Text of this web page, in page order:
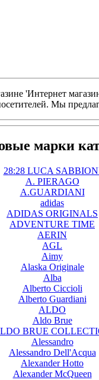
'Интернет
Мы
марки
28:28 LUCA
A. PIERAGO
A.GUARDIANI
adidas
ADIDAS ORIGINALS
ADVENTURE TIME
AERIN
AGL
Aimy
Alaska Originale
Alba
Alberto Ciccioli
Alberto Guardiani
ALDO
Aldo Brue
BRUE
Alessandro
Alessandro Dell'Acqua
Alexander Hotto
Alexander McQueen